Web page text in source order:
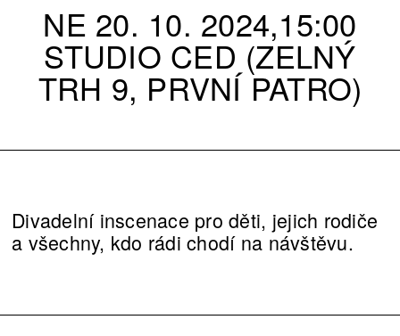
NE 20. 10. 2024,15:00
STUDIO CED (ZELNÝ
TRH 9, PRVNÍ PATRO)
Divadelní inscenace pro děti, jejich rodiče
a všechny, kdo rádi chodí na návštěvu.